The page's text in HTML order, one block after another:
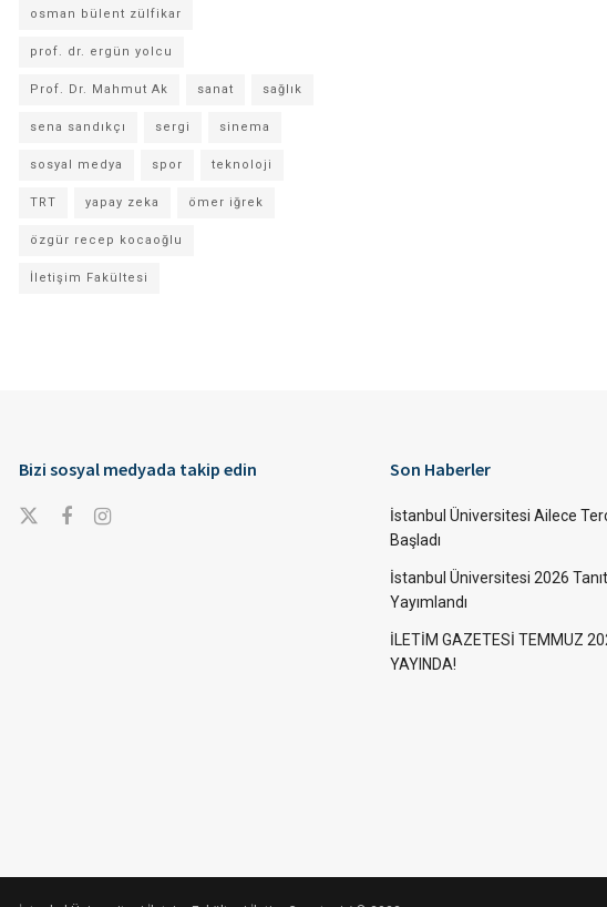
osman bülent zülfikar
prof. dr. ergün yolcu
Prof. Dr. Mahmut Ak sanat sağlık
sena sandıkçı sergi sinema
sosyal medya spor teknoloji
TRT yapay zeka ömer iğrek
özgür recep kocaoğlu
İletişim Fakültesi
Bizi sosyal medyada takip edin Son Haberler
İstanbul Üniversitesi Ailece
Başladı
İstanbul Üniversitesi 2026
Yayımlandı
İLETİM GAZETESİ TEMMUZ
YAYINDA!